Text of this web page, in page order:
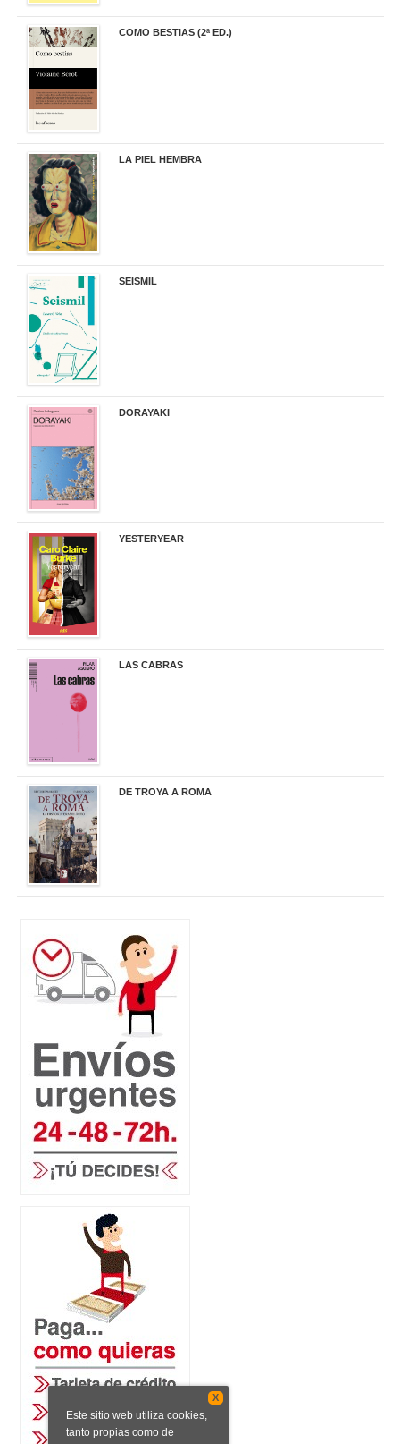
COMO BESTIAS (2ª ED.)
LA PIEL HEMBRA
SEISMIL
DORAYAKI
YESTERYEAR
LAS CABRAS
DE TROYA A ROMA
X
Este sitio web utiliza cookies,
tanto propias como de